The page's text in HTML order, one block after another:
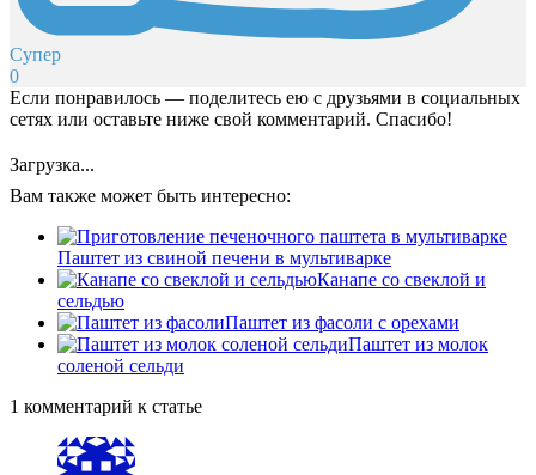
Супер
0
Если понравилось — поделитесь ею с друзьями в социальных
сетях или оставьте ниже свой комментарий. Спасибо!
Загрузка...
Вам также может быть интересно:
Паштет из свиной печени в мультиварке
Канапе со свеклой и
сельдью
Паштет из фасоли с орехами
Паштет из молок
соленой сельди
1 комментарий к статье